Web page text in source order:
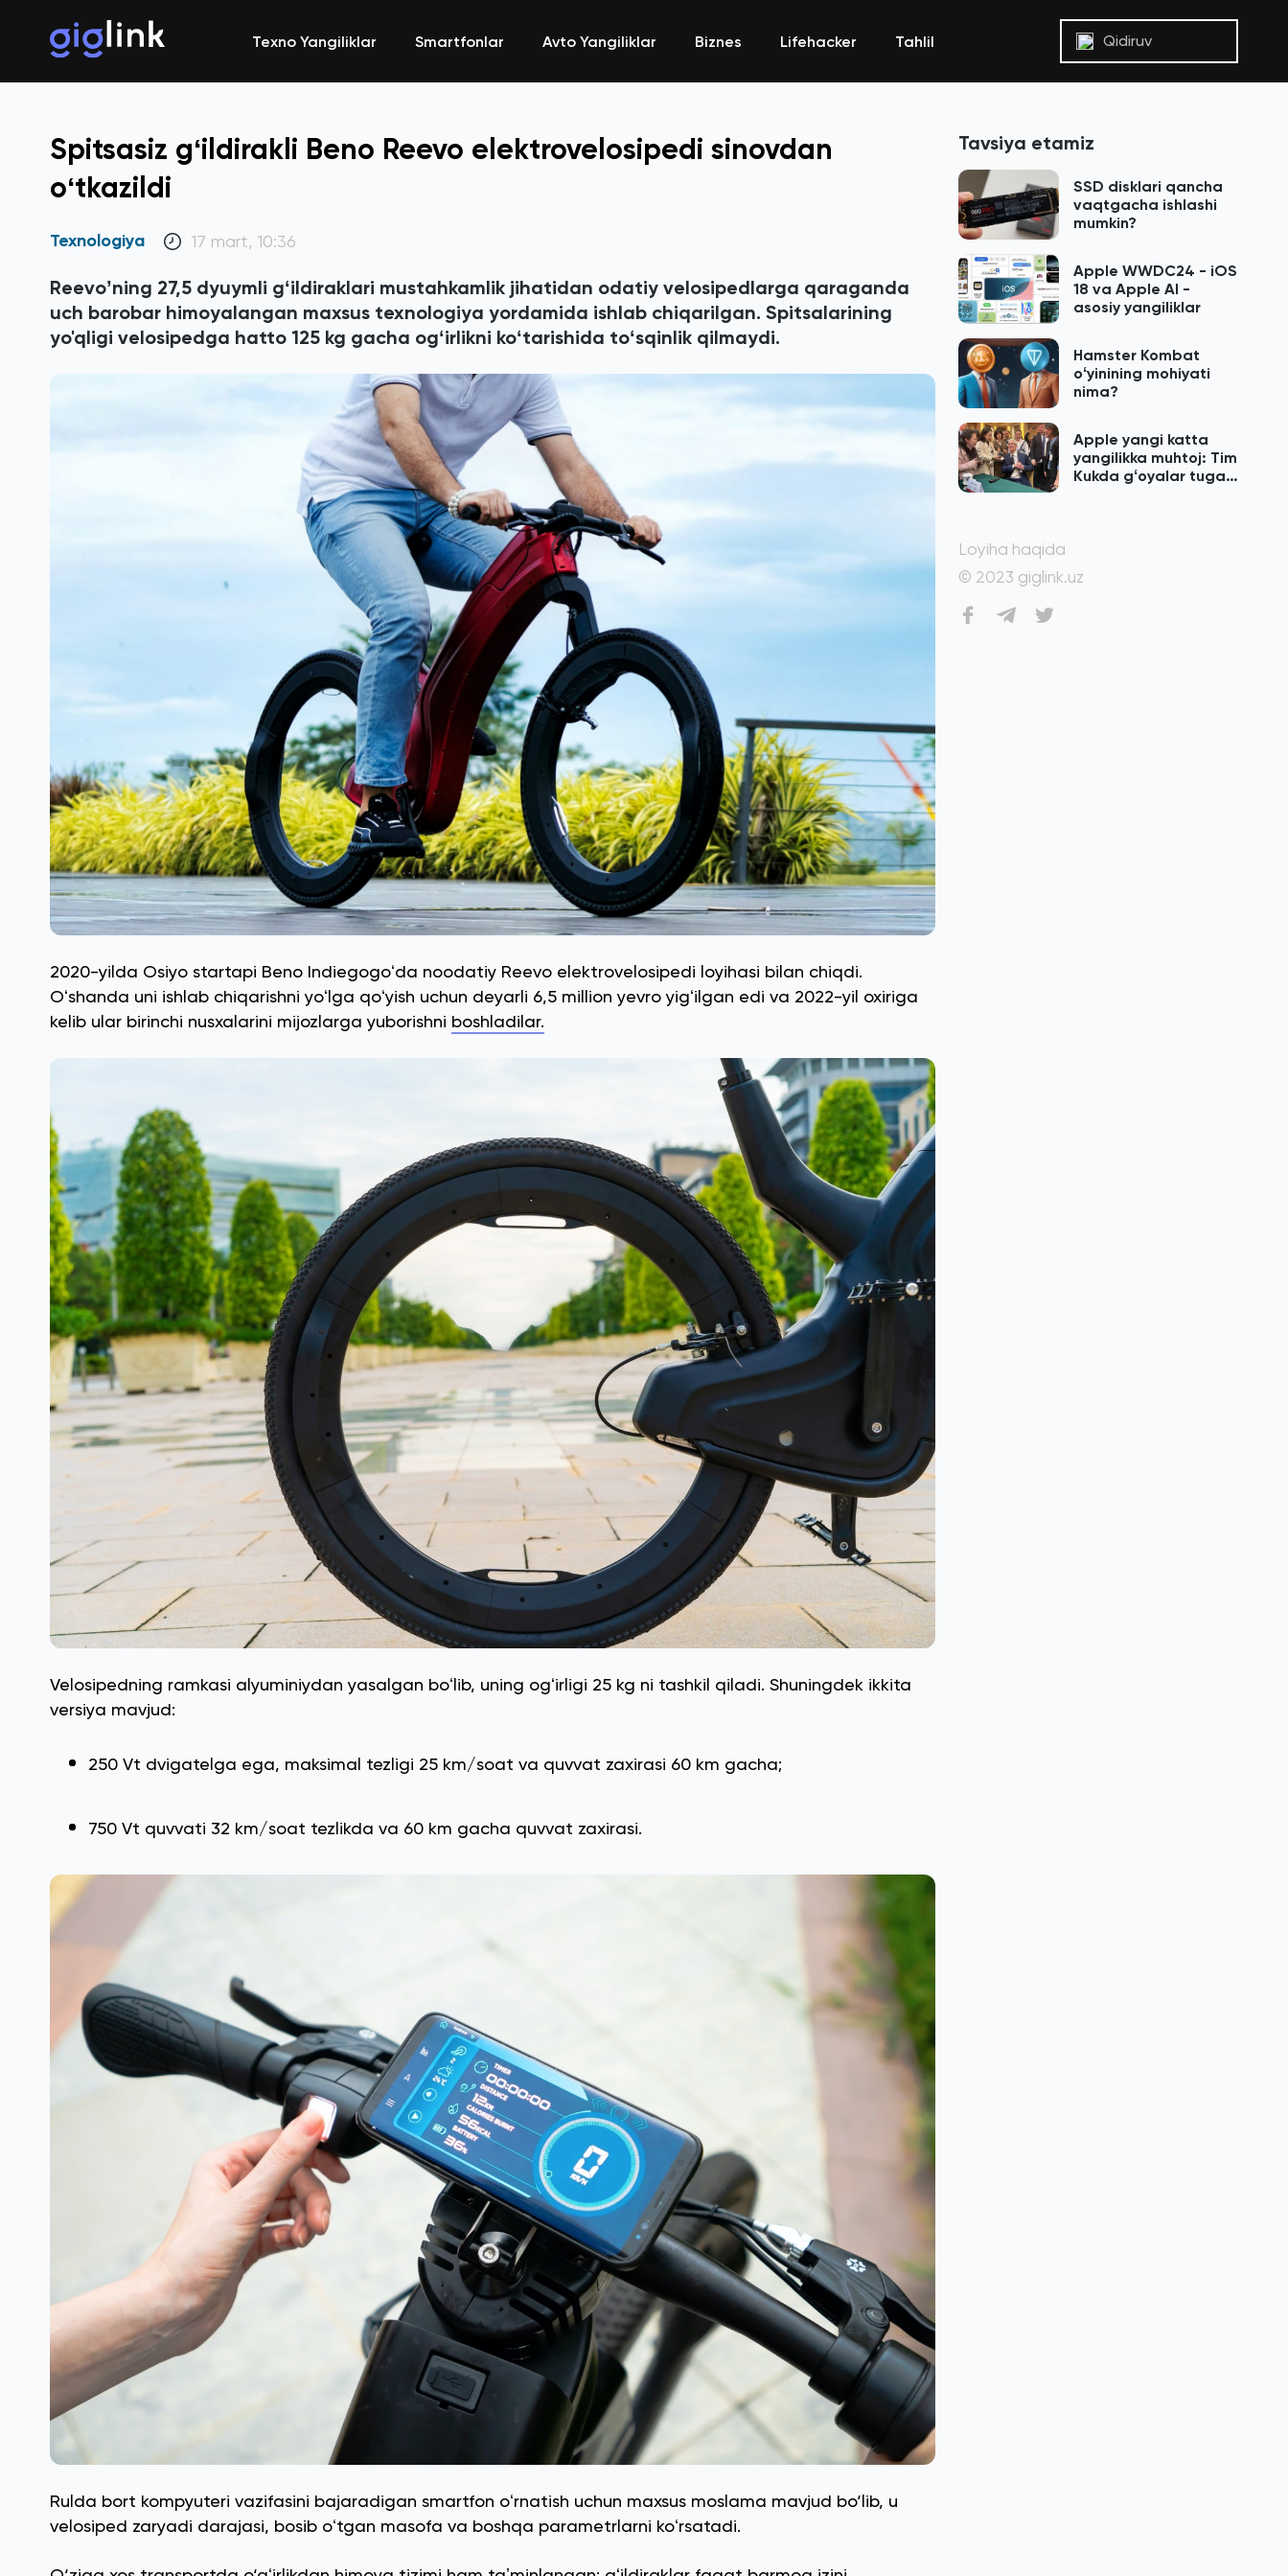
Texno Yangiliklar Smartfonlar Avto Yangiliklar Biznes Lifehacker Tahlil Qidiruv
Spitsasiz gʻildirakli Beno Reevo elektrovelosipedi sinovdan
oʻtkazildi
Texnologiya 17 mart, 10:36
Reevoʼning 27,5 dyuymli gʻildiraklari mustahkamlik jihatidan odatiy velosipedlarga qaraganda
uch barobar himoyalangan maxsus texnologiya yordamida ishlab chiqarilgan. Spitsalarining
yo'qligi velosipedga hatto 125 kg gacha ogʻirlikni koʻtarishida toʻsqinlik qilmaydi.
2020-yilda Osiyo startapi Beno Indiegogoʻda noodatiy Reevo elektrovelosipedi loyihasi bilan chiqdi.
Oʻshanda uni ishlab chiqarishni yoʻlga qoʻyish uchun deyarli 6,5 million yevro yigʻilgan edi va 2022-yil oxiriga
kelib ular birinchi nusxalarini mijozlarga yuborishni boshladilar.
Velosipedning ramkasi alyuminiydan yasalgan boʻlib, uning ogʻirligi 25 kg ni tashkil qiladi. Shuningdek ikkita
versiya mavjud:
250 Vt dvigatelga ega, maksimal tezligi 25 km/soat va quvvat zaxirasi 60 km gacha;
750 Vt quvvati 32 km/soat tezlikda va 60 km gacha quvvat zaxirasi.
Rulda bort kompyuteri vazifasini bajaradigan smartfon oʻrnatish uchun maxsus moslama mavjud bo‘lib, u
velosiped zaryadi darajasi, bosib oʻtgan masofa va boshqa parametrlarni koʻrsatadi.
Tavsiya etamiz
SSD disklari qancha
vaqtgacha ishlashi
mumkin?
Apple WWDC24 - iOS
18 va Apple AI -
asosiy yangiliklar
Hamster Kombat
oʻyinining mohiyati
nima?
Apple yangi katta
yangilikka muhtoj: Tim
Kukda gʻoyalar tugab
Loyiha haqida
© 2023 giglink.uz